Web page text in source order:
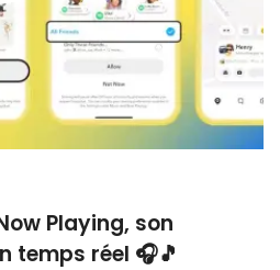
Playing, son
temps réel 🎧🎵